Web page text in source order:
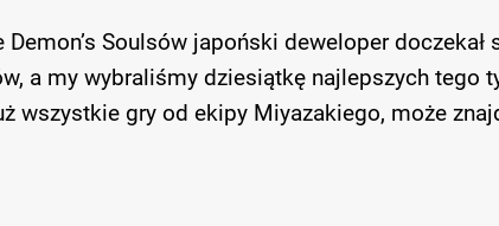
Demon’s Soulsów japoński deweloper doczekał
a my wybraliśmy dziesiątkę najlepszych tego
wszystkie gry od ekipy Miyazakiego, może